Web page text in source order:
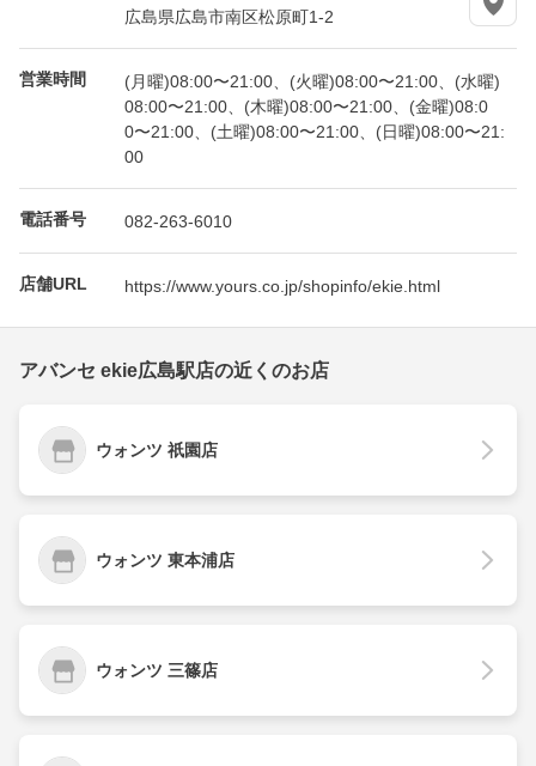
広島県広島市南区松原町1-2
営業時間
(月曜)08:00〜21:00、(火曜)08:00〜21:00、(水曜)
08:00〜21:00、(木曜)08:00〜21:00、(金曜)08:0
0〜21:00、(土曜)08:00〜21:00、(日曜)08:00〜21:
00
電話番号 082-263-6010
店舗URL https://www.yours.co.jp/shopinfo/ekie.html
アバンセ ekie広島駅店の近くのお店
ウォンツ 祇園店
ウォンツ 東本浦店
ウォンツ 三篠店